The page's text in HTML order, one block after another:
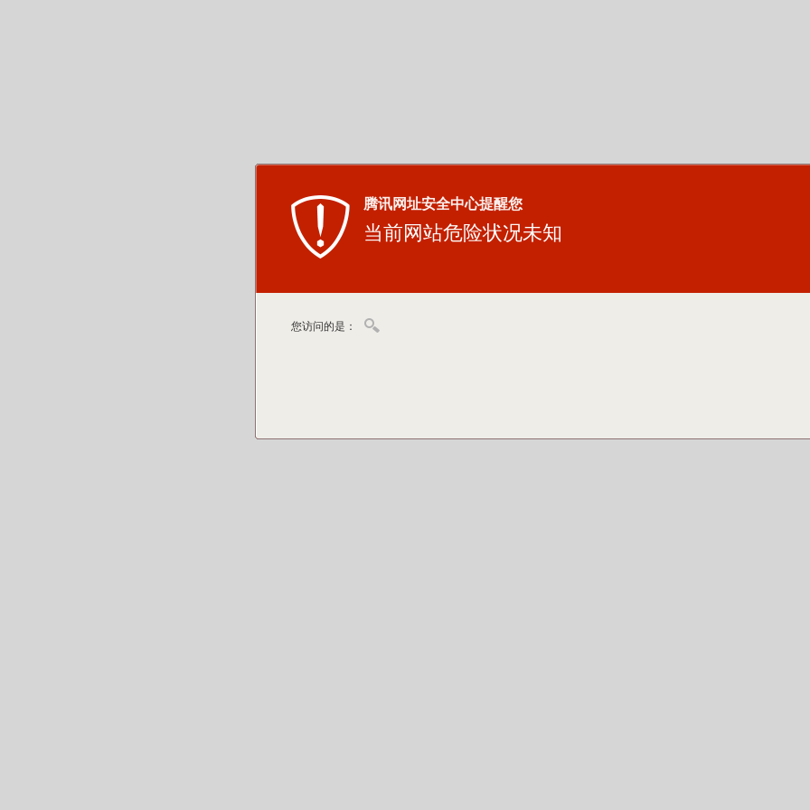
腾讯网址安全中心提醒您
当前网站危险状况未知
您访问的是：